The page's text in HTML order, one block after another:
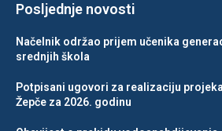
Posljednje novosti
Načelnik održao prijem učenika
srednjih škola
Potpisani ugovori za realizaciju
Žepče za 2026. godinu